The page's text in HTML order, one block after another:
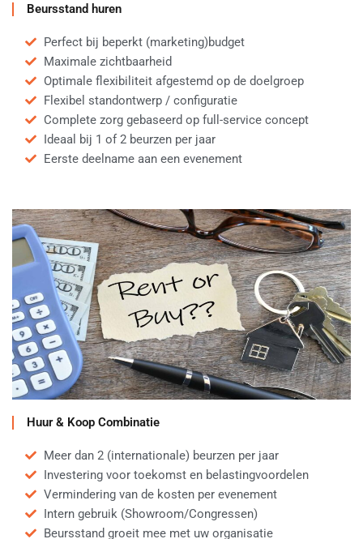
Beursstand huren
Perfect bij beperkt (marketing)budget
Maximale zichtbaarheid
Optimale flexibiliteit afgestemd op de doelgroep
Flexibel standontwerp / configuratie
Complete zorg gebaseerd op full-service concept
Ideaal bij 1 of 2 beurzen per jaar
Eerste deelname aan een evenement
Huur & Koop Combinatie
Meer dan 2 (internationale) beurzen per jaar
Investering voor toekomst en belastingvoordelen
Vermindering van de kosten per evenement
Intern gebruik (Showroom/Congressen)
Beursstand groeit mee met uw organisatie